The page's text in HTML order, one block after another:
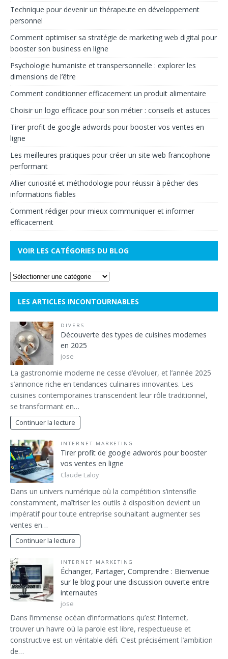
Technique pour devenir un thérapeute en développement
personnel
Comment optimiser sa stratégie de marketing web digital pour
booster son business en ligne
Psychologie humaniste et transpersonnelle : explorer les
dimensions de l’être
Comment conditionner efficacement un produit alimentaire
Choisir un logo efficace pour son métier : conseils et astuces
Tirer profit de google adwords pour booster vos ventes en
ligne
Les meilleures pratiques pour créer un site web francophone
performant
Allier curiosité et méthodologie pour réussir à pêcher des
informations fiables
Comment rédiger pour mieux communiquer et informer
efficacement
VOIR LES CATÉGORIES DU BLOG
LES ARTICLES INCONTOURNABLES
DIVERS
Découverte des types de cuisines modernes
en 2025
jose
La gastronomie moderne ne cesse d’évoluer, et l’année 2025
s’annonce riche en tendances culinaires innovantes. Les
cuisines contemporaines transcendent leur rôle traditionnel,
se transformant en…
Continuer la lecture
INTERNET MARKETING
Tirer profit de google adwords pour booster
vos ventes en ligne
Claude Laloy
Dans un univers numérique où la compétition s’intensifie
constamment, maîtriser les outils à disposition devient un
impératif pour toute entreprise souhaitant augmenter ses
ventes en…
Continuer la lecture
INTERNET MARKETING
Échanger, Partager, Comprendre : Bienvenue
sur le blog pour une discussion ouverte entre
internautes
jose
Dans l’immense océan d’informations qu’est l’Internet,
trouver un havre où la parole est libre, respectueuse et
constructive est un véritable défi. C’est précisément l’ambition
de…